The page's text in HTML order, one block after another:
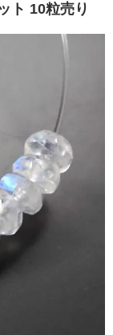
ト 10粒売り